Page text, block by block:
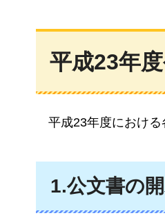
平成23年
平成23年度における
1.公文書の